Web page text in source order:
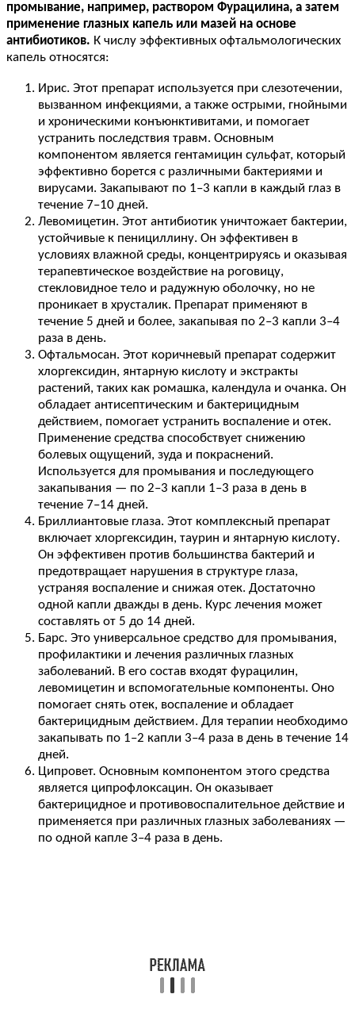
промывание, например, раствором Фурацилина, а затем
применение глазных капель или мазей на основе
антибиотиков. К числу эффективных офтальмологических
капель относятся:
Ирис. Этот препарат используется при слезотечении,
вызванном инфекциями, а также острыми, гнойными
и хроническими конъюнктивитами, и помогает
устранить последствия травм. Основным
компонентом является гентамицин сульфат, который
эффективно борется с различными бактериями и
вирусами. Закапывают по 1–3 капли в каждый глаз в
течение 7–10 дней.
Левомицетин. Этот антибиотик уничтожает бактерии,
устойчивые к пенициллину. Он эффективен в
условиях влажной среды, концентрируясь и оказывая
терапевтическое воздействие на роговицу,
стекловидное тело и радужную оболочку, но не
проникает в хрусталик. Препарат применяют в
течение 5 дней и более, закапывая по 2–3 капли 3–4
раза в день.
Офтальмосан. Этот коричневый препарат содержит
хлоргексидин, янтарную кислоту и экстракты
растений, таких как ромашка, календула и очанка. Он
обладает антисептическим и бактерицидным
действием, помогает устранить воспаление и отек.
Применение средства способствует снижению
болевых ощущений, зуда и покраснений.
Используется для промывания и последующего
закапывания — по 2–3 капли 1–3 раза в день в
течение 7–14 дней.
Бриллиантовые глаза. Этот комплексный препарат
включает хлоргексидин, таурин и янтарную кислоту.
Он эффективен против большинства бактерий и
предотвращает нарушения в структуре глаза,
устраняя воспаление и снижая отек. Достаточно
одной капли дважды в день. Курс лечения может
составлять от 5 до 14 дней.
Барс. Это универсальное средство для промывания,
профилактики и лечения различных глазных
заболеваний. В его состав входят фурацилин,
левомицетин и вспомогательные компоненты. Оно
помогает снять отек, воспаление и обладает
бактерицидным действием. Для терапии необходимо
закапывать по 1–2 капли 3–4 раза в день в течение 14
дней.
Ципровет. Основным компонентом этого средства
является ципрофлоксацин. Он оказывает
бактерицидное и противовоспалительное действие и
применяется при различных глазных заболеваниях —
по одной капле 3–4 раза в день.